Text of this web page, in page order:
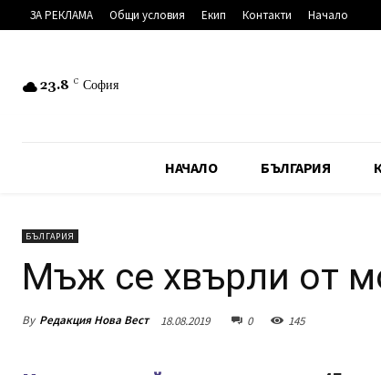
ЗА РЕКЛАМА Общи условия Екип Контакти Начало
23.8 C София
НАЧАЛО БЪЛГАРИЯ
БЪЛГАРИЯ
Мъж се хвърли от
By Редакция Нова Вест 18.08.2019 0 145